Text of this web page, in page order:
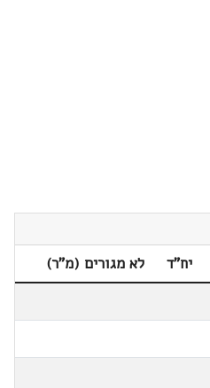
יח"ד
לא מגורים (מ"ר)